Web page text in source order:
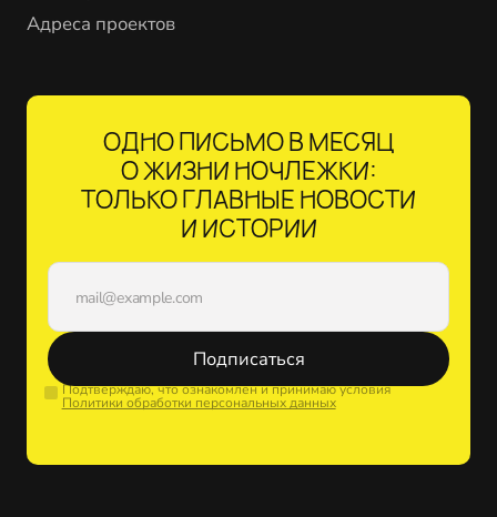
Адреса проектов
ОДНО ПИСЬМО В МЕСЯЦ
О ЖИЗНИ НОЧЛЕЖКИ:
ТОЛЬКО ГЛАВНЫЕ НОВОСТИ
И ИСТОРИИ
Подписаться
Подтверждаю, что ознакомлен и принимаю условия
Политики обработки персональных данных